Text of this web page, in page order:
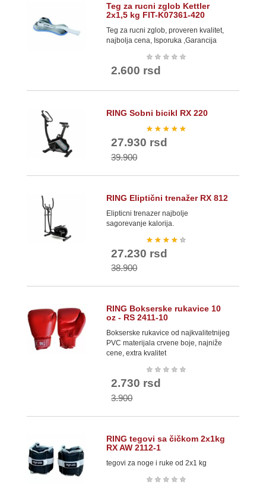
Teg za rucni zglob Kettler
2x1,5 kg FIT-K07361-420
Teg za rucni zglob, proveren kvalitet,
najbolja cena, Isporuka ,Garancija
★ ★ ★ ★ ★
2.600 rsd
RING Sobni bicikl RX 220
★ ★ ★ ★ ★
27.930 rsd
39.900
RING Eliptični trenažer RX 812
Elipticni trenazer najbolje
sagorevanje kalorija.
★ ★ ★ ★ ★
27.230 rsd
38.900
RING Bokserske rukavice 10
oz - RS 2411-10
Bokserske rukavice od najkvalitetnijeg
PVC materijala crvene boje, najniže
cene, extra kvalitet
★ ★ ★ ★ ★
2.730 rsd
3.900
RING tegovi sa čičkom 2x1kg
RX AW 2112-1
tegovi za noge i ruke od 2x1 kg
★ ★ ★ ★ ★